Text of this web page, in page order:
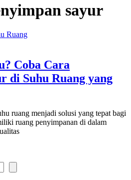
sayur
Coba Cara
di Suhu Ruang yang
ruang menjadi solusi yang tepat bagi
ruang penyimpanan di dalam